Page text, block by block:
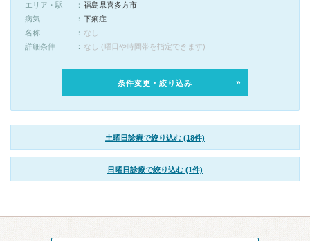
エリア・駅
福島県喜多方市
病気
下痢症
名称
なし
詳細条件
なし (曜日や時間帯を指定できます)
条件変更・絞り込み
土曜日診療で絞り込む (18件)
日曜日診療で絞り込む (1件)